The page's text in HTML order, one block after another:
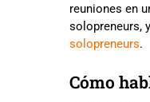
reuniones en
solopreneurs,
solopreneurs.
Cómo